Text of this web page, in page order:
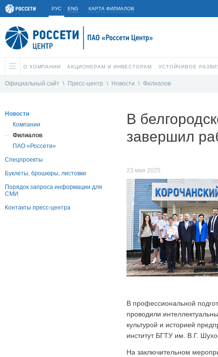
РУС ENG КАРТА ФИЛИАЛОВ
О КОМПАНИИ АКЦИОНЕРАМ И ИНВЕСТОРАМ УСТОЙЧИВОЕ
Официальный сайт \ Пресс-центр \ Новости \ Филиалов
Новости
Компании
Филиалов
ПАО «Россети»
Спецпроекты
Буклеты, брошюры, листовки
Порядок запроса информации для
СМИ
Контакты пресс-центра
В
завершил
23 мая 2025
В профессиональной
проводили
культурой и историей
институт БГТУ им. В.Г.
На заключительном